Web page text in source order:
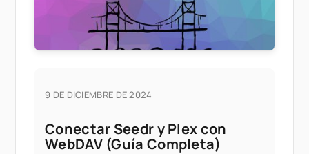
9 DE DICIEMBRE DE 2024
Conectar Seedr y Plex con
WebDAV (Guía Completa)